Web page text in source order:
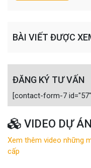
BÀI VIẾT ĐƯỢC
ĐĂNG KÝ TƯ VẤN
[contact-form-7
VIDEO DỰ ÁN
Xem thêm video những
cấp